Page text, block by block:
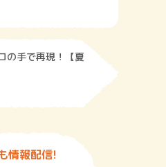
の手で再現！【夏
情報配信!